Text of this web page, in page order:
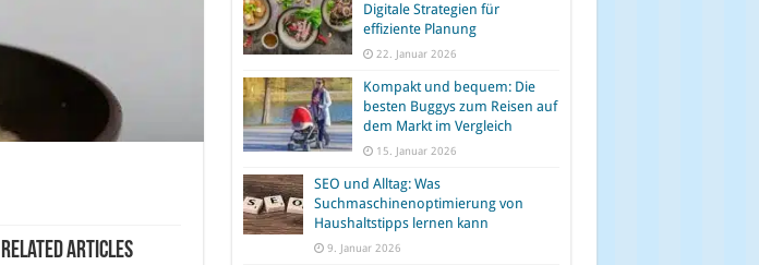
Related Articles
Digitale Strategien für
effiziente Planung
22. Januar 2026
Kompakt und bequem: Die
besten Buggys zum Reisen auf
dem Markt im Vergleich
15. Januar 2026
SEO und Alltag: Was
Suchmaschinenoptimierung von
Haushaltstipps lernen kann
9. Januar 2026